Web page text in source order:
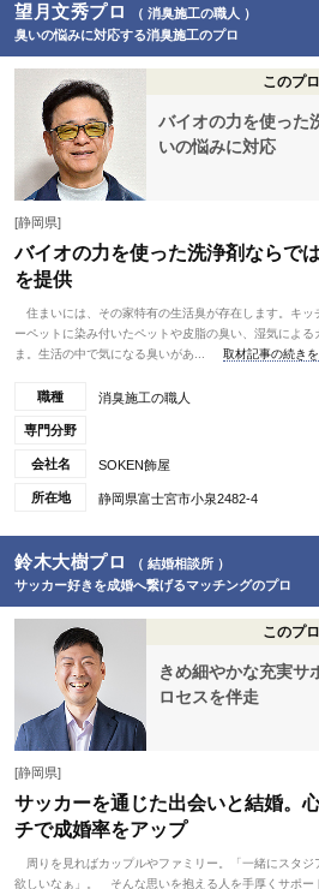
望月文秀プロ
（ 消臭施工の職人 ）
臭いの悩みに対応する消臭施工のプロ
このプ
バイオの力を使った
いの悩みに対応
[静岡県]
バイオの力を使った洗浄剤ならで
を提供
住まいには、その家特有の生活臭が存在します。キッ
ーペットに染み付いたペットや皮脂の臭い、湿気によ
ま。生活の中で気になる臭いがあ...
取材記事の続き
職種 消臭施工の職人
専門分野
会社名 SOKEN飾屋
所在地 静岡県富士宮市小泉2482-4
鈴木大樹プロ
（ 結婚相談所 ）
サッカー好きを成婚へ繋げるマッチングのプロ
このプ
きめ細やかな充実サ
ロセスを伴走
[静岡県]
サッカーを通じた出会いと結婚。
チで成婚率をアップ
周りを見ればカップルやファミリー。「一緒にスタジ
欲しいなぁ」。 そんな思いを抱える人を手厚くサポー